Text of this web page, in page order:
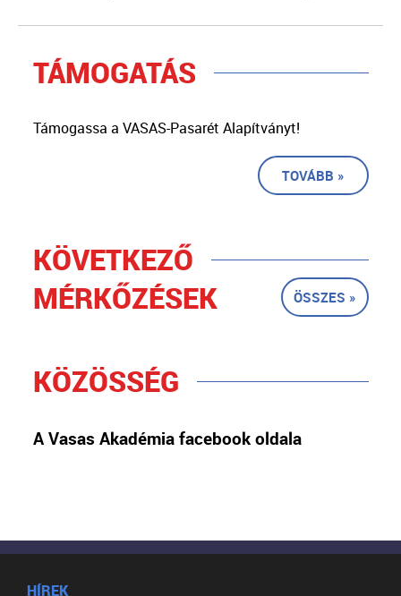
TÁMOGATÁS
Támogassa a VASAS-Pasarét Alapítványt!
TOVÁBB »
KÖVETKEZŐ
MÉRKŐZÉSEK
ÖSSZES »
KÖZÖSSÉG
A Vasas Akadémia facebook oldala
HÍREK